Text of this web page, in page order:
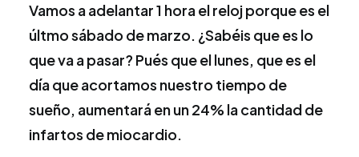
Vamos a adelantar 1 hora el reloj porque es el
últmo sábado de marzo. ¿Sabéis que es lo
que va a pasar? Pués que el lunes, que es el
día que acortamos nuestro tiempo de
sueño, aumentará en un 24% la cantidad de
infartos de miocardio.